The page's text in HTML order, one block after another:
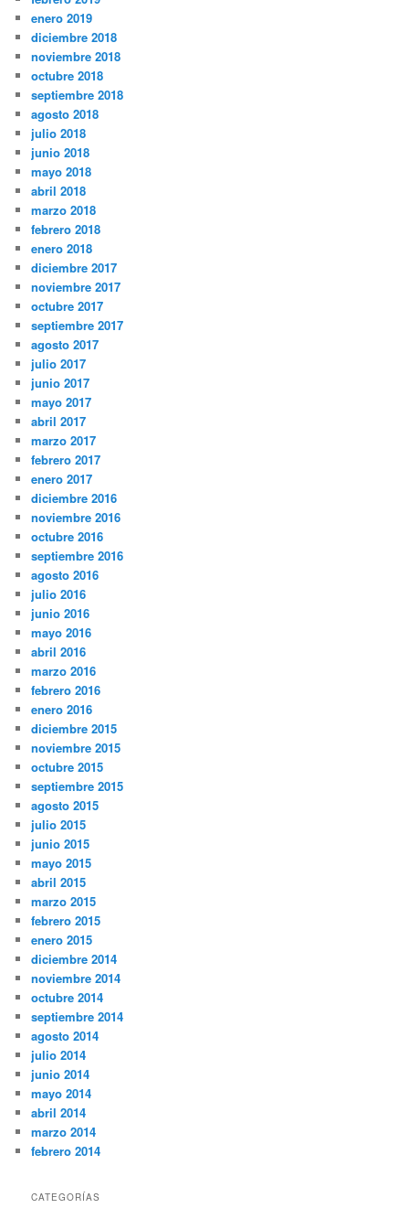
enero 2019
diciembre 2018
noviembre 2018
octubre 2018
septiembre 2018
agosto 2018
julio 2018
junio 2018
mayo 2018
abril 2018
marzo 2018
febrero 2018
enero 2018
diciembre 2017
noviembre 2017
octubre 2017
septiembre 2017
agosto 2017
julio 2017
junio 2017
mayo 2017
abril 2017
marzo 2017
febrero 2017
enero 2017
diciembre 2016
noviembre 2016
octubre 2016
septiembre 2016
agosto 2016
julio 2016
junio 2016
mayo 2016
abril 2016
marzo 2016
febrero 2016
enero 2016
diciembre 2015
noviembre 2015
octubre 2015
septiembre 2015
agosto 2015
julio 2015
junio 2015
mayo 2015
abril 2015
marzo 2015
febrero 2015
enero 2015
diciembre 2014
noviembre 2014
octubre 2014
septiembre 2014
agosto 2014
julio 2014
junio 2014
mayo 2014
abril 2014
marzo 2014
febrero 2014
CATEGORÍAS